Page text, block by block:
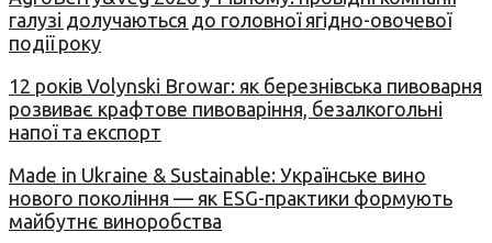
галузі долучаються до головної ягідно-овочевої
події року
12 років Volynski Browar: як березнівська пивоварня
розвиває крафтове пивоваріння, безалкогольні
напої та експорт
Made in Ukraine & Sustainable: Українське вино
нового покоління — як ESG-практики формують
майбутнє виноробства